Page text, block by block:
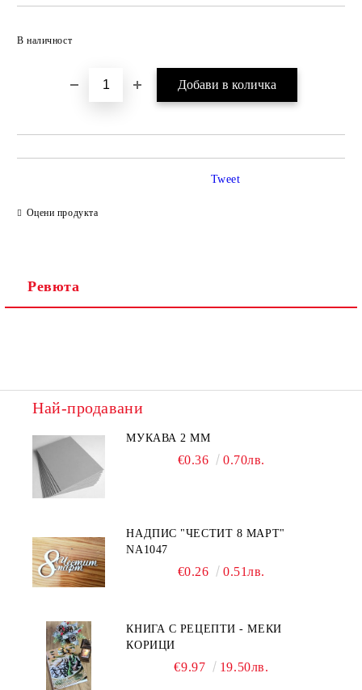
В наличност
Оцени продукта
Tweet
Ревюта
Най-продавани
МУКАВА 2 ММ
€0.36 0.70лв.
НАДПИС "ЧЕСТИТ 8 МАРТ"
NA1047
€0.26 0.51лв.
КНИГА С РЕЦЕПТИ - МЕКИ
КОРИЦИ
€9.97 19.50лв.